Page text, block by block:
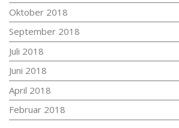
Oktober 2018
September 2018
Juli 2018
Juni 2018
April 2018
Februar 2018